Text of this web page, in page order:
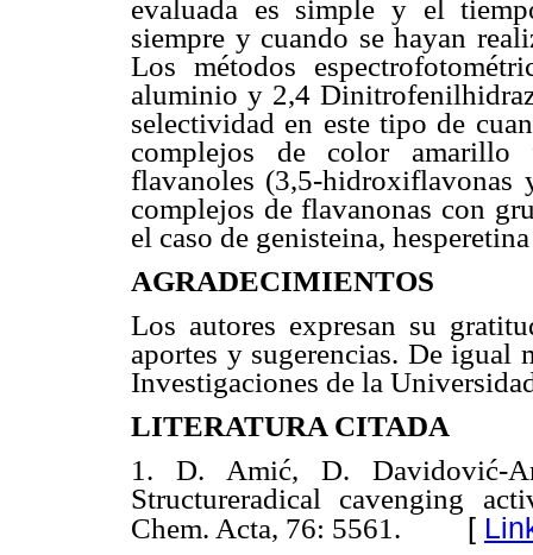
evaluada es simple y el
siempre y cuando se hayan
Los métodos
aluminio y 2,4
selectividad en este tipo de
complejos de color amarillo
flavanoles (3,5-
complejos de flavanonas con
el caso de genisteina,
AGRADECIMIENTOS
Los autores expresan su
aportes y sugerencias. De igual
Investigaciones de la
LITERATURA CITADA
1. D. Amić, D. Davidović-
Structureradical cavenging
Chem. Acta, 76: 5561. [